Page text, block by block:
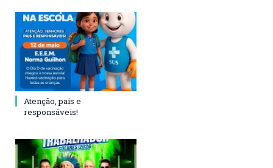
Atenção, pais e
responsáveis!